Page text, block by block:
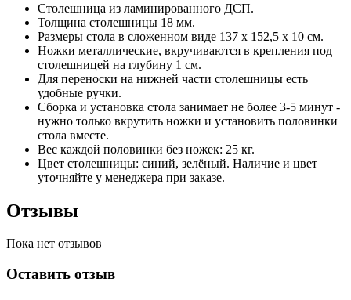
Столешница из ламинированного ДСП.
Толщина столешницы 18 мм.
Размеры стола в сложенном виде 137 х 152,5 х 10 см.
Ножки металлические, вкручиваются в крепления под
столешницей на глубину 1 см.
Для переноски на нижней части столешницы есть
удобные ручки.
Сборка и установка стола занимает не более 3-5 минут -
нужно только вкрутить ножки и установить половинки
стола вместе.
Вес каждой половинки без ножек: 25 кг.
Цвет столешницы: синий, зелёный. Наличие и цвет
уточняйте у менеджера при заказе.
Отзывы
Пока нет отзывов
Оставить отзыв